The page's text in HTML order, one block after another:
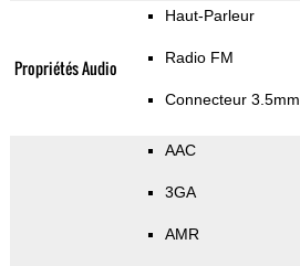
Propriétés Audio
Haut-Parleur
Radio FM
Connecteur 3.5mm
AAC
3GA
AMR